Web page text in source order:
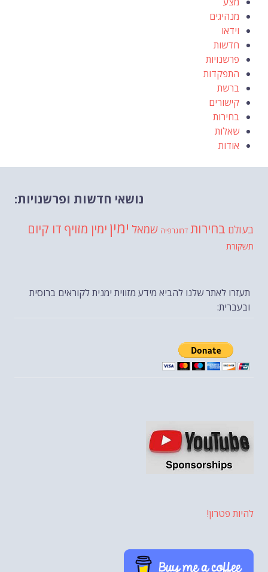
מנהיגים
וידאו
חדשות
פרשנויות
התפקדות
ברשת
קישורים
בחירות
שאלות
אודות
נושאי חדשות ופרשנויות:
בעולם בחירות דמוגרפיה שמאל ימין ימין מזויף דו קיום
תשקורת
תעזרו לאתר שלנו להביא מידע מזווית ימנית לקוראים ברוסית
ובעברית:
להיות פטרון!